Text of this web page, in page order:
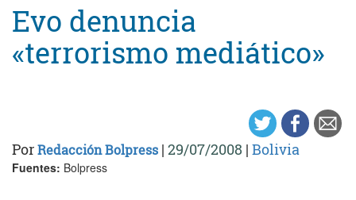
Evo denuncia
«terrorismo mediático»
PorRedacción Bolpress | 29/07/2008 | Bolivia
Fuentes: Bolpress